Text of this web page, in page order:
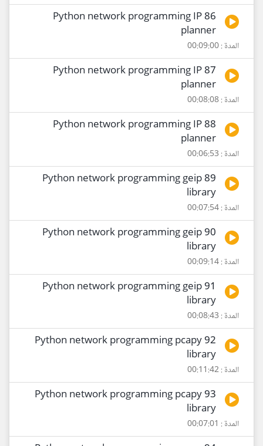
86 Python network programming IP
planner
المدة : 00:09:00
87 Python network programming IP
planner
المدة : 00:08:08
88 Python network programming IP
planner
المدة : 00:06:53
89 Python network programming geip
library
المدة : 00:07:54
90 Python network programming geip
library
المدة : 00:09:14
91 Python network programming geip
library
المدة : 00:08:43
92 Python network programming pcapy
library
المدة : 00:11:42
93 Python network programming pcapy
library
المدة : 00:07:01